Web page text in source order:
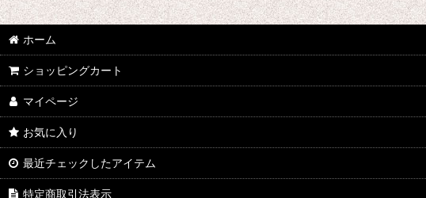
イケメン戦国 時をかける恋
イケメン革命 アリスと恋の魔法
イケメンヴァンパイア
A3!(エースリー)
俺を好きなのはお前だけかよ
ヴァイオレット・エヴァーガーデン
ホーム
ショッピングカート
マイページ
お気に入り
最近チェックしたアイテム
特定商取引法表示